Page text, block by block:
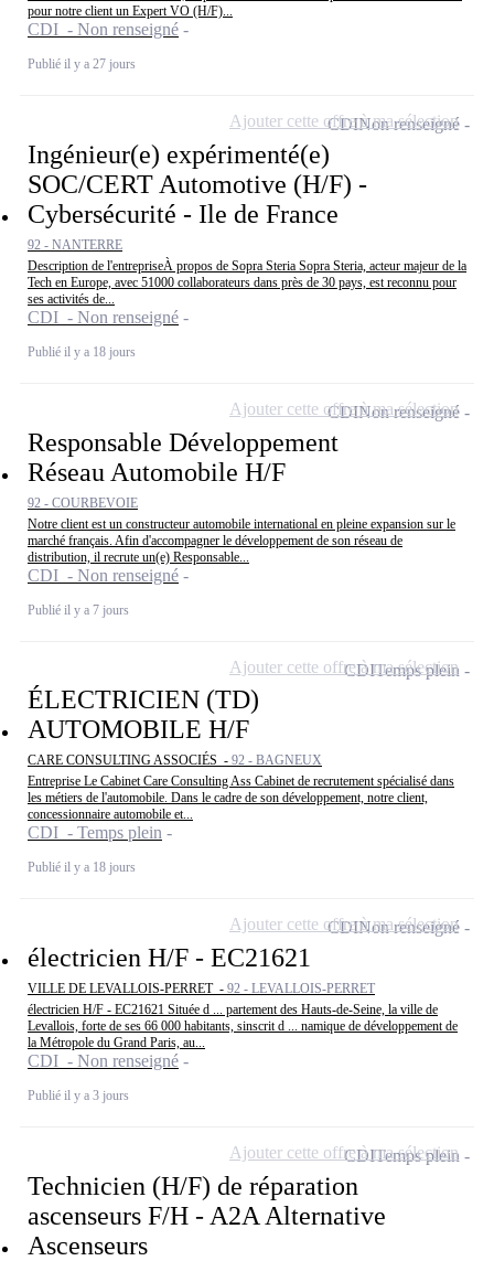
pour notre client un Expert VO (H/F)...
CDI - Non renseigné
Publié il y a 27 jours
Ingénieur(e) expérimenté(e)
SOC/CERT Automotive (H/F) -
Cybersécurité - Ile de France
92 - NANTERRE
Description de l'entrepriseÀ propos de Sopra Steria Sopra Steria, acteur majeur de la
Tech en Europe, avec 51000 collaborateurs dans près de 30 pays, est reconnu pour
ses activités de...
CDI - Non renseigné
Publié il y a 18 jours
CDINon renseigné
Ajouter cette offre à ma sélection
Responsable Développement
Réseau Automobile H/F
92 - COURBEVOIE
Notre client est un constructeur automobile international en pleine expansion sur le
marché français. Afin d'accompagner le développement de son réseau de
distribution, il recrute un(e) Responsable...
CDI - Non renseigné
Publié il y a 7 jours
CDINon renseigné
Ajouter cette offre à ma sélection
ÉLECTRICIEN (TD)
AUTOMOBILE H/F
CARE CONSULTING ASSOCIÉS - 92 - BAGNEUX
Entreprise Le Cabinet Care Consulting Ass Cabinet de recrutement spécialisé dans
les métiers de l'automobile. Dans le cadre de son développement, notre client,
concessionnaire automobile et...
CDI - Temps plein
Publié il y a 18 jours
CDITemps plein
Ajouter cette offre à ma sélection
électricien H/F - EC21621
VILLE DE LEVALLOIS-PERRET - 92 - LEVALLOIS-PERRET
électricien H/F - EC21621 Située d ... partement des Hauts-de-Seine, la ville de
Levallois, forte de ses 66 000 habitants, sinscrit d ... namique de développement de
la Métropole du Grand Paris, au...
CDI - Non renseigné
Publié il y a 3 jours
CDINon renseigné
Ajouter cette offre à ma sélection
Technicien (H/F) de réparation
ascenseurs F/H - A2A Alternative
Ascenseurs
CDITemps plein
Ajouter cette offre à ma sélection